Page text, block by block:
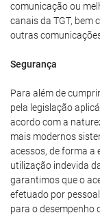
comunicação ou
canais da TGT, bem
outras
Segurança
Para além de
pela legislação
acordo com a
mais modernos
acessos, de forma a
utilização indevida
garantimos que o
efetuado por
para o desempenho